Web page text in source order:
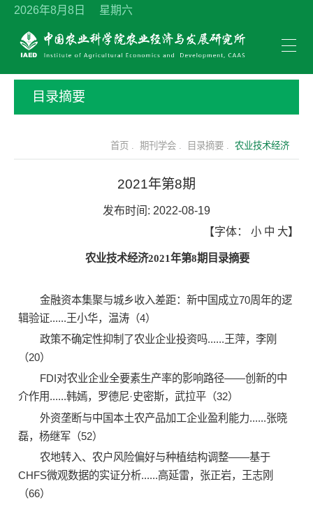
2026年8月8日 星期六
目录摘要
首页 . 期刊学会 . 目录摘要 . 农业技术经济
2021年第8期
发布时间: 2022-08-19
【字体： 小 中 大】
农业技术经济2021年第8期目录摘要
金融资本集聚与城乡收入差距：新中国成立70周年的逻
辑验证......王小华，温涛（4）
政策不确定性抑制了农业企业投资吗......王萍，李刚
（20）
FDI对农业企业全要素生产率的影响路径——创新的中
介作用......韩嫣，罗德尼·史密斯，武拉平（32）
外资垄断与中国本土农产品加工企业盈利能力......张晓
磊，杨继军（52）
农地转入、农户风险偏好与种植结构调整——基于
CHFS微观数据的实证分析......高延雷，张正岩，王志刚
（66）